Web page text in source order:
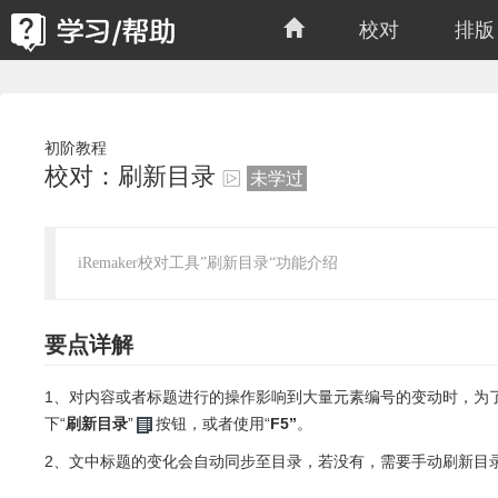
校对 排版
初阶教程
校对：刷新目录 未学过
iRemaker校对工具”刷新目录“功能介绍
要点详解
1、对内容或者标题进行的操作影响到大量元素编号的变动时，
下“刷新目录” 按钮，或者使用“F5”。
2、文中标题的变化会自动同步至目录，若没有，需要手动刷新目